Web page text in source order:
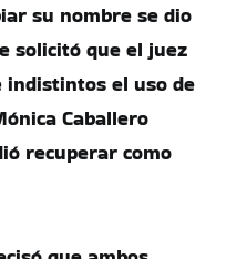
su nombre se dio
solicitó que el juez
indistintos el uso de
Caballero
recuperar como